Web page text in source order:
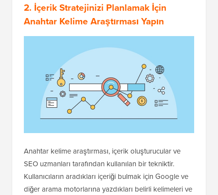
2. İçerik Stratejinizi Planlamak İçin
Anahtar Kelime Araştırması Yapın
Anahtar kelime araştırması, içerik oluşturucular ve
SEO uzmanları tarafından kullanılan bir tekniktir.
Kullanıcıların aradıkları içeriği bulmak için Google ve
diğer arama motorlarına yazdıkları belirli kelimeleri ve